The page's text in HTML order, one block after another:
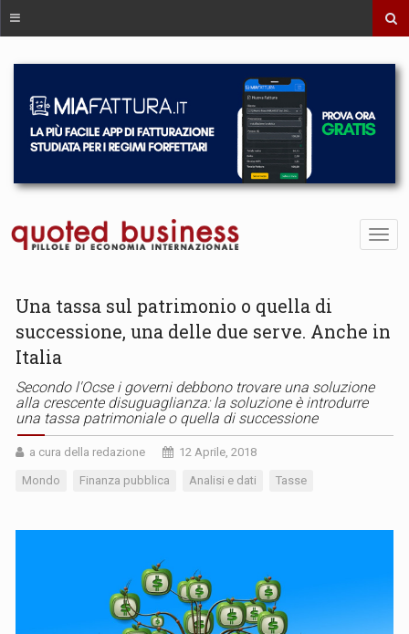
Una tassa sul patrimonio o quella di
successione, una delle due serve. Anche in
Italia
Secondo l'Ocse i governi debbono trovare una soluzione
alla crescente disuguaglianza: la soluzione è introdurre
una tassa patrimoniale o quella di successione
a cura della redazione 12 Aprile, 2018
Mondo Finanza pubblica Analisi e dati Tasse